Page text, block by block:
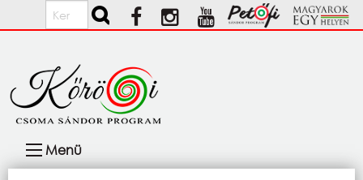
Ugrás a tartalomra
Keresés
navigáció
Menü